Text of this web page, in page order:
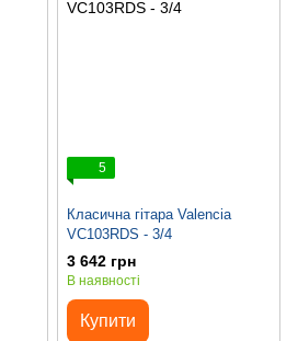
5
Класична гітара Valencia
VC103RDS - 3/4
3 642 грн
В наявності
Купити